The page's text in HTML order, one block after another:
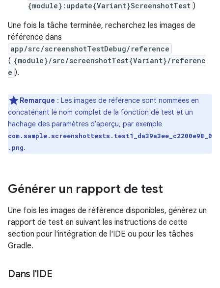
{module}:update{Variant}ScreenshotTest )
Une fois la tâche terminée, recherchez les images de
référence dans
app/src/screenshotTestDebug/reference
( {module}/src/screenshotTest{Variant}/referenc
e ).
Remarque : Les images de référence sont nommées en
concaténant le nom complet de la fonction de test et un
hachage des paramètres d'aperçu, par exemple
com.sample.screenshottests.test1_da39a3ee_c2200e98_0
.png.
Générer un rapport de test
Une fois les images de référence disponibles, générez un
rapport de test en suivant les instructions de cette
section pour l'intégration de l'IDE ou pour les tâches
Gradle.
Dans l'IDE